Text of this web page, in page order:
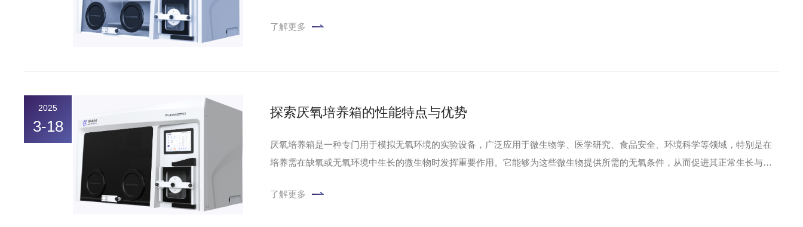
了解更多
2025
3-18
探索厌氧培养箱的性能特点与优势
厌氧培养箱是一种专门用于模拟无氧环境的实验设备，广泛应用于微生物学、医学研究、食品安全、环境科学等领域，特别是在
培养需在缺氧或无氧环境中生长的微生物时发挥重要作用。它能够为这些微生物提供所需的无氧条件，从而促进其正常生长与代
了解更多